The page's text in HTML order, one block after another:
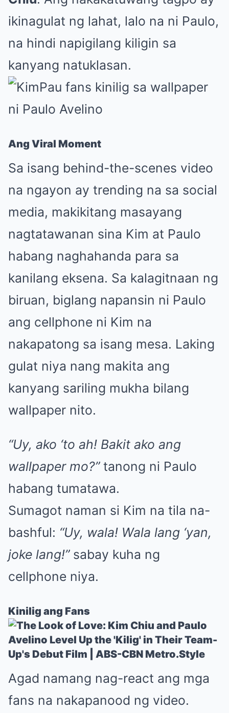
ikinagulat ng lahat, lalo na ni Paulo,
na hindi napigilang kiligin sa
kanyang natuklasan.
Ang Viral Moment
Sa isang behind-the-scenes video
na ngayon ay trending na sa social
media, makikitang masayang
nagtatawanan sina Kim at Paulo
habang naghahanda para sa
kanilang eksena. Sa kalagitnaan ng
biruan, biglang napansin ni Paulo
ang cellphone ni Kim na
nakapatong sa isang mesa. Laking
gulat niya nang makita ang
kanyang sariling mukha bilang
wallpaper nito.
“Uy, ako ‘to ah! Bakit ako ang
wallpaper mo?”tanong ni Paulo
habang tumatawa.
Sumagot naman si Kim na tila na-
bashful: “Uy, wala! Wala lang ‘yan,
joke lang!”sabay kuha ng
cellphone niya.
Kinilig ang Fans
Agad namang nag-react ang mga
fans na nakapanood ng video.